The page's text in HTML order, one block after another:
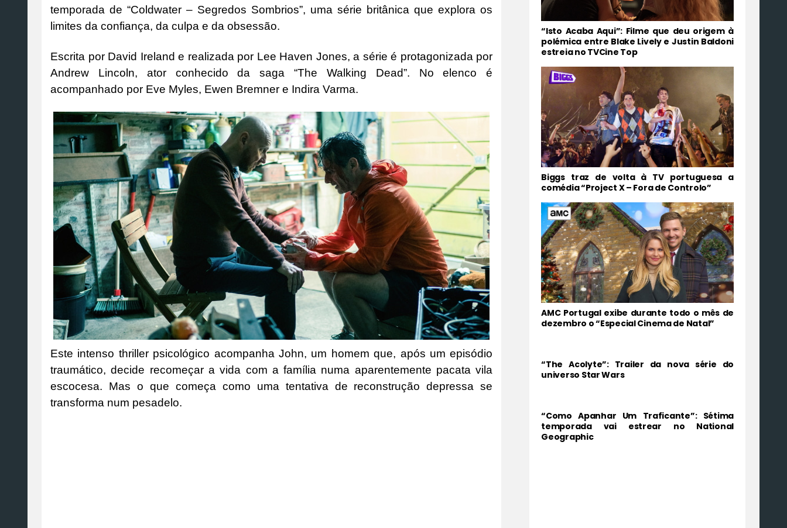
temporada de “Coldwater – Segredos Sombrios”, uma série britânica que explora os
limites da confiança, da culpa e da obsessão.
Escrita por David Ireland e realizada por Lee Haven Jones, a série é protagonizada por
Andrew Lincoln, ator conhecido da saga “The Walking Dead”. No elenco é
acompanhado por Eve Myles, Ewen Bremner e Indira Varma.
Este intenso thriller psicológico acompanha John, um homem que, após um episódio
traumático, decide recomeçar a vida com a família numa aparentemente pacata vila
escocesa. Mas o que começa como uma tentativa de reconstrução depressa se
transforma num pesadelo.
“Isto Acaba Aqui”: Filme que deu origem à
polémica entre Blake Lively e Justin Baldoni
estreia no TVCine Top
Biggs traz de volta à TV portuguesa a
comédia “Project X – Fora de Controlo”
AMC Portugal exibe durante todo o mês de
dezembro o “Especial Cinema de Natal”
“The Acolyte”: Trailer da nova série do
universo Star Wars
“Como Apanhar Um Traficante”: Sétima
temporada vai estrear no National
Geographic